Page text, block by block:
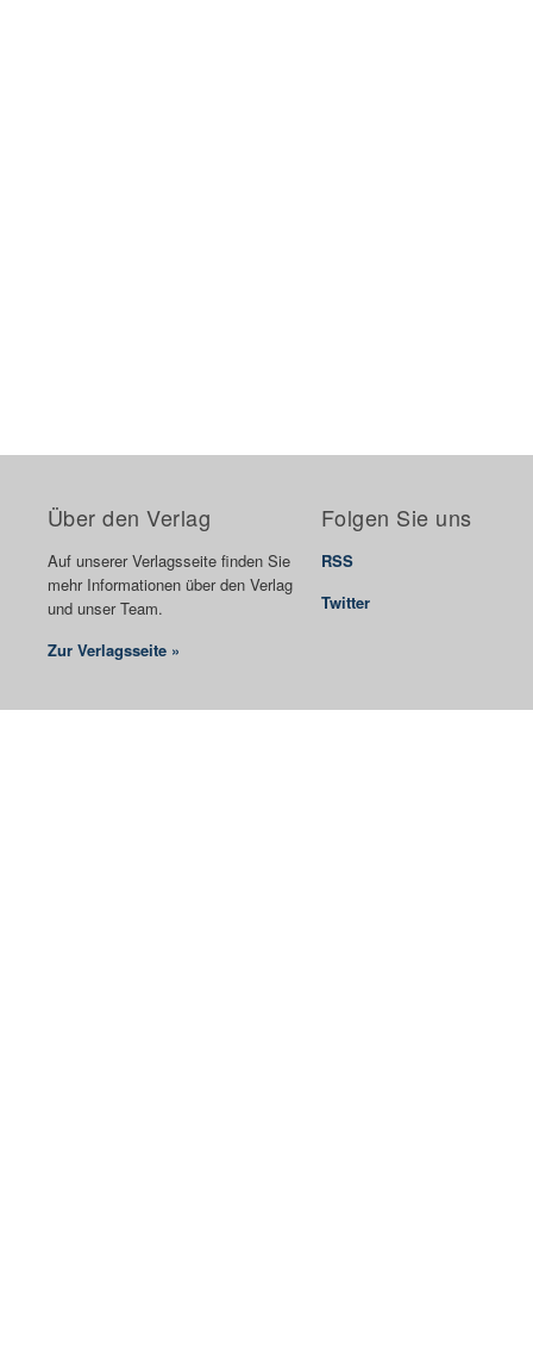
Über den Verlag
Auf unserer Verlagsseite finden Sie
mehr Informationen über den Verlag
und unser Team.
Zur Verlagsseite »
Folgen Sie uns
RSS
Twitter